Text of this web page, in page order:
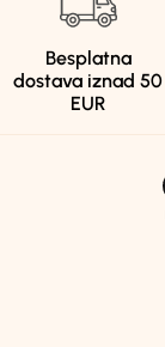
Besplatna
dostava iznad 50
EUR